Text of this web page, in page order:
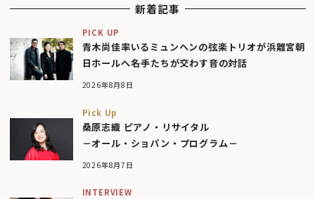
新着記事
PICK UP
青木尚佳率いるミュンヘンの弦楽トリオが浜離宮朝
日ホールへ――名手たちが交わす音の対話
2026年8月8日
Pick Up
桑原志織 ピアノ・リサイタル
－オール・ショパン・プログラム－
2026年8月7日
INTERVIEW